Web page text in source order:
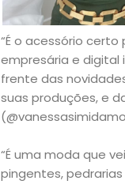
Início
Academia
Beleza
Bora
“É o acessório
empresária e digital
frente das
suas produções, e
“É uma moda que
pingentes,